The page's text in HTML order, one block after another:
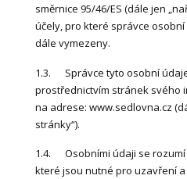
směrnice 95/46/ES (dále jen
účely, pro které správce
dále vymezeny.
1.3. Správce tyto osobní
prostřednictvím stránek svého
na adrese: www.sedlovna.cz
stránky“).
1.4. Osobními údaji se
které jsou nutné pro uzavření